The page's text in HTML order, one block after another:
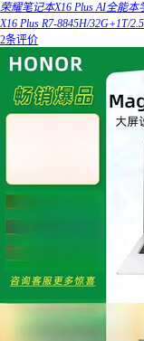
荣耀笔记本X16 Plus AI全能
X16 Plus R7-8845H/32G+1T/
2条评价